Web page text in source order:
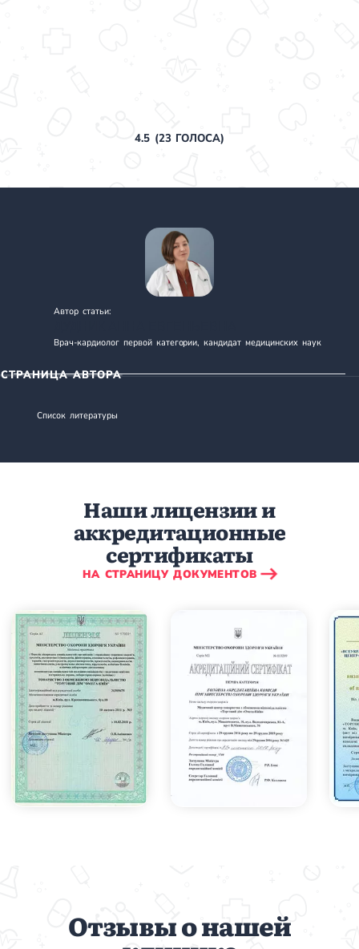
4.5(23ГОЛОСА)
Автор статьи:
Врач-кардиолог первой категории, кандидат медицинских наук
СТРАНИЦА АВТОРА
Список литературы
Наши лицензии и
аккредитационные
сертификаты
НА СТРАНИЦУ ДОКУМЕНТОВ
Отзывы о нашей